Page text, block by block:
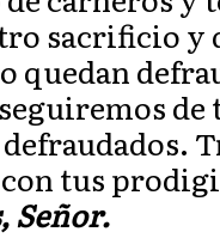
sacrificio y
quedan
defraudados.
tus
Señor.